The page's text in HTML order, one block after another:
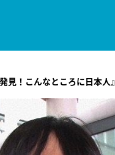
見！こんなところに日本人』